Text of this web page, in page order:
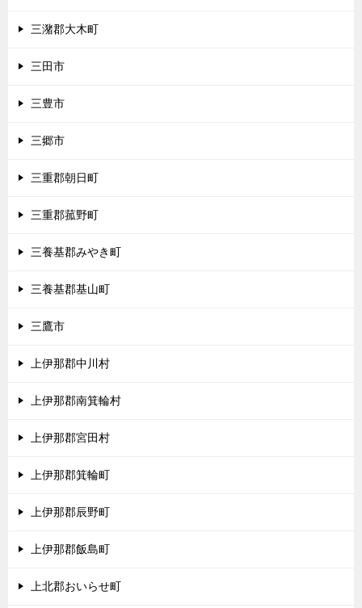
三潴郡大木町
三田市
三豊市
三郷市
三重郡朝日町
三重郡菰野町
三養基郡みやき町
三養基郡基山町
三鷹市
上伊那郡中川村
上伊那郡南箕輪村
上伊那郡宮田村
上伊那郡箕輪町
上伊那郡辰野町
上伊那郡飯島町
上北郡おいらせ町